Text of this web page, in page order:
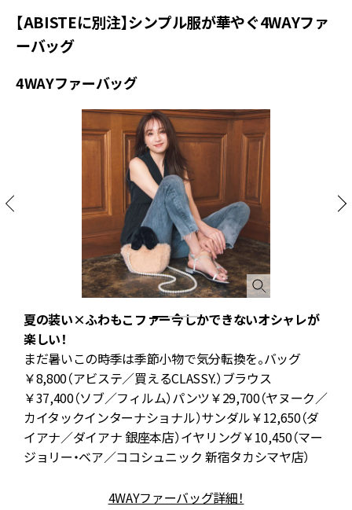
【ABISTEに別注】シンプル服が華やぐ4WAYファ
ーバッグ
4WAYファーバッグ
夏の装い×ふわもこファー今しかできないオシャレが
楽しい！
まだ暑いこの時季は季節小物で気分転換を。バッグ
￥8,800（アビステ／買えるCLASSY.）ブラウス
￥37,400（ソブ／フィルム）パンツ￥29,700（ヤヌーク／
カイタックインターナショナル）サンダル￥12,650（ダ
イアナ／ダイアナ 銀座本店）イヤリング￥10,450（マー
ジョリー・ベア／ココシュニック 新宿タカシマヤ店）
4WAYファーバッグ詳細！